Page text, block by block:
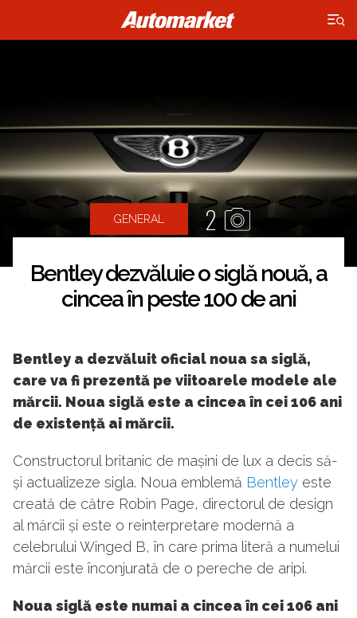
×
GENERAL 2
Bentley dezvăluie o siglă nouă, a
cincea în peste 100 de ani
Bentley a dezvăluit oficial noua sa siglă,
care va fi prezentă pe viitoarele modele ale
mărcii. Noua siglă este a cincea în cei 106 ani
de existență ai mărcii.
Constructorul britanic de mașini de lux a decis să-
și actualizeze sigla. Noua emblemă Bentley este
creată de către Robin Page, directorul de design
al mărcii și este o reinterpretare modernă a
celebrului Winged B, în care prima literă a numelui
mărcii este înconjurată de o pereche de aripi.
Noua siglă este numai a cincea în cei 106 ani